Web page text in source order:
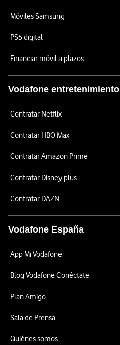
Móviles Samsung
PS5 digital
Financiar móvil a plazos
Vodafone entretenimiento
Contratar Netflix
Contratar HBO Max
Contratar Amazon Prime
Contratar Disney plus
Contratar DAZN
Vodafone España
App Mi Vodafone
Blog Vodafone Conéctate
Plan Amigo
Sala de Prensa
Quiénes somos